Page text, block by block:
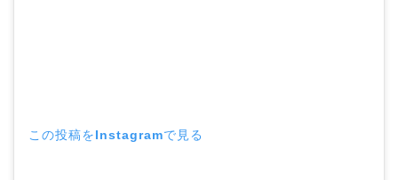
この投稿をInstagramで見る